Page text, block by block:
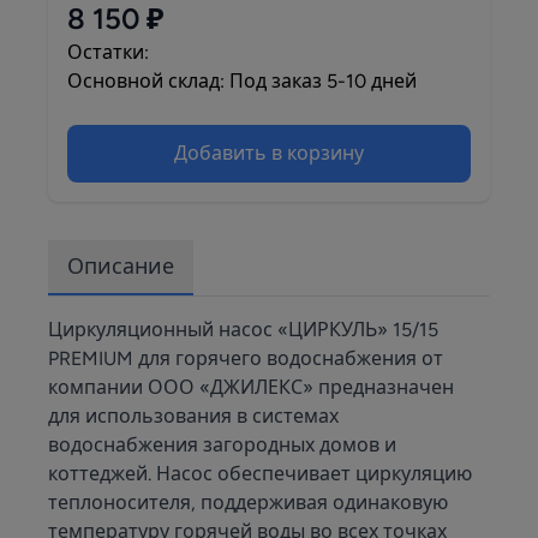
8 150 ₽
Остатки:
Основной склад: Под заказ 5-10 дней
Добавить в корзину
Описание
Циркуляционный насос «ЦИРКУЛЬ» 15/15
PREMIUM для горячего водоснабжения от
компании ООО «ДЖИЛЕКС» предназначен
для использования в системах
водоснабжения загородных домов и
коттеджей. Насос обеспечивает циркуляцию
теплоносителя, поддерживая одинаковую
температуру горячей воды во всех точках